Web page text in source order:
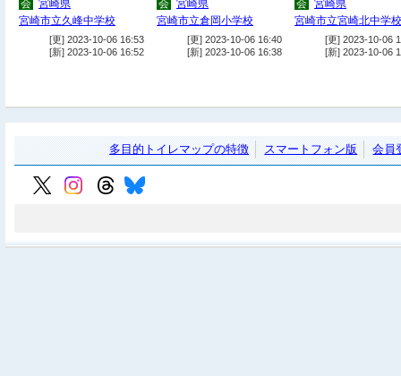
会 宮崎県
宮崎市立久峰中学校
[更] 2023-10-06 16:53
[新] 2023-10-06 16:52
会 宮崎県
宮崎市立倉岡小学校
[更] 2023-10-06 16:40
[新] 2023-10-06 16:38
会 宮崎県
宮崎市立宮崎北中学校
[更] 2023-10-06
[新] 2023-10-06
多目的トイレマップの特徴 スマートフォン版 会員